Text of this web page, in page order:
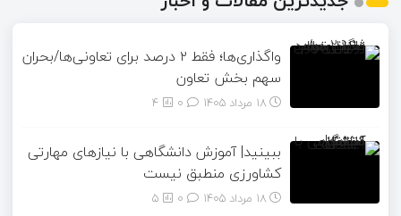
واگذاری‌ها؛ فقط ۲ درصد برای تعاونی‌ها/بحران
سهم بخش تعاون
18 مرداد 1405 4
ببینید| آموزش دانشگاهی با نیازهای مهارتی
کشاورزی منطبق نیست
18 مرداد 1405 5